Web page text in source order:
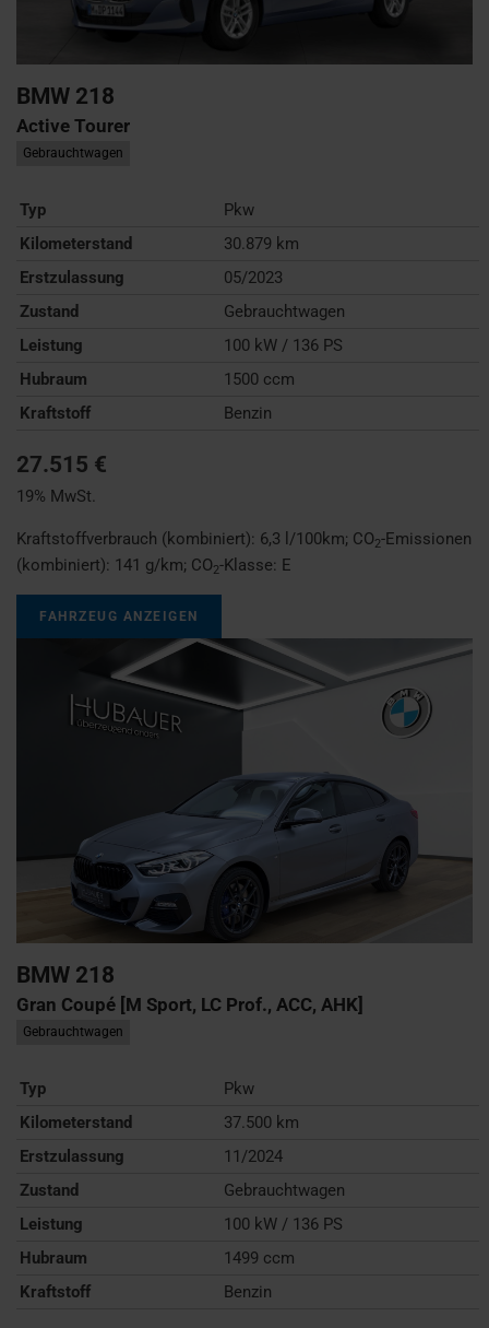
BMW 218
Active Tourer
Gebrauchtwagen
Typ
Pkw
Kilometerstand
30.879 km
Erstzulassung
05/2023
Zustand
Gebrauchtwagen
Leistung
100 kW / 136 PS
Hubraum
1500 ccm
Kraftstoff
Benzin
27.515 €
19% MwSt.
Kraftstoffverbrauch (kombiniert): 6,3 l/100km; CO2-Emissionen
(kombiniert): 141 g/km; CO2-Klasse: E
FAHRZEUG ANZEIGEN
BMW 218
Gran Coupé [M Sport, LC Prof., ACC, AHK]
Gebrauchtwagen
Typ
Pkw
Kilometerstand
37.500 km
Erstzulassung
11/2024
Zustand
Gebrauchtwagen
Leistung
100 kW / 136 PS
Hubraum
1499 ccm
Kraftstoff
Benzin